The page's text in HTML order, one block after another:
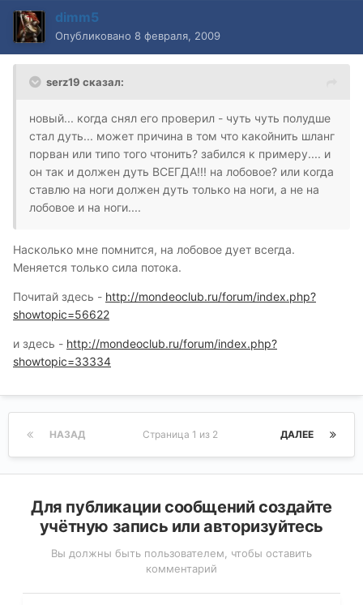
dimm5
Опубликовано 8 февраля, 2009
serz19 сказал:
новый... когда снял его проверил - чуть чуть полудше
стал дуть... может причина в том что какойнить шланг
порван или типо того чтонить? забился к примеру.... и
он так и должен дуть ВСЕГДА!!! на лобовое? или когда
ставлю на ноги должен дуть только на ноги, а не на
лобовое и на ноги....
Насколько мне помнится, на лобовое дует всегда.
Меняется только сила потока.
Почитай здесь - http://mondeoclub.ru/forum/index.php?
showtopic=56622
и здесь - http://mondeoclub.ru/forum/index.php?
showtopic=33334
НАЗАД ДАЛЕЕ
Страница 1 из 2
Для публикации сообщений создайте
учётную запись или авторизуйтесь
Вы должны быть пользователем, чтобы оставить
комментарий